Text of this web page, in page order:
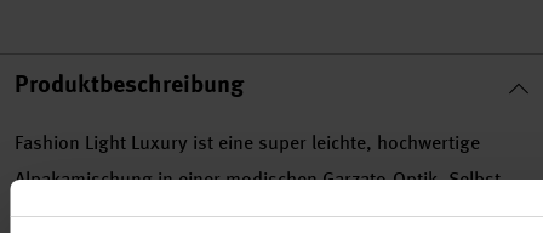
Produktbeschreibung
Fashion Light Luxury ist eine super leichte, hochwertige
Alpakamischung in einer modischen Garzato-Optik. Selbst
Jacken und Mäntel werden federleicht und kuschelig. Auch